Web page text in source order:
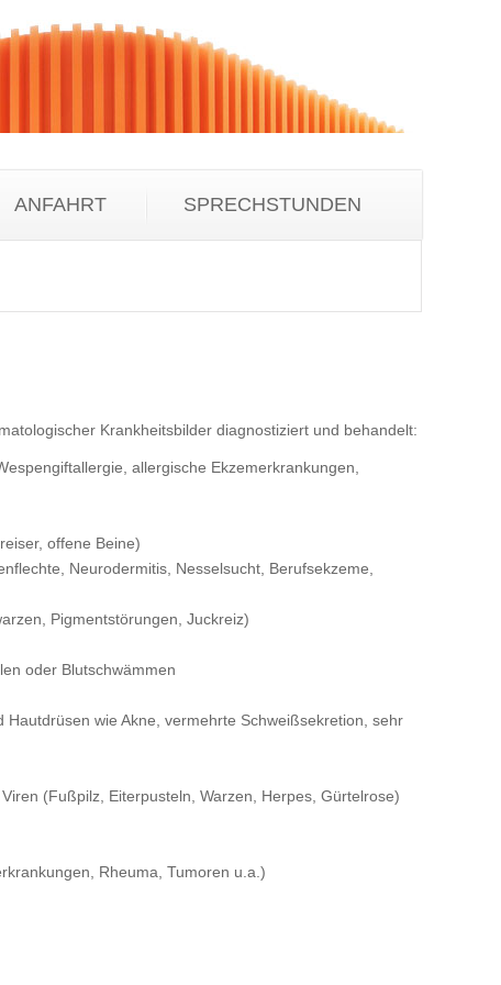
ANFAHRT SPRECHSTUNDEN
Krankheitsbilder diagnostiziert und behandelt:
allergische Ekzemerkrankungen,
offene Beine)
Neurodermitis, Nesselsucht, Berufsekzeme,
Pigmentstörungen, Juckreiz)
oder Blutschwämmen
wie Akne, vermehrte Schweißsekretion, sehr
(Fußpilz, Eiterpusteln, Warzen, Herpes, Gürtelrose)
Rheuma, Tumoren u.a.)